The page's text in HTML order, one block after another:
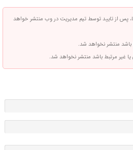
پس از تایید توسط تیم مدیریت در وب منتشر خواهد
باشد منتشر نخواهد شد.
یا غیر مرتبط باشد منتشر نخواهد شد.